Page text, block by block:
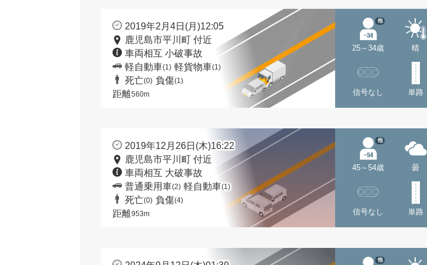
2019年2月4日(月)12:05
鹿児島市平川町 付近
車両相互 小破事故
軽自動車(1) 軽貨物車(1)
死亡(0) 負傷(1)
距離560m
25～34歳
他
晴
信号なし 単路
2019年12月26日(木)16:22
鹿児島市平川町 付近
車両相互 大破事故
普通乗用車(2) 軽自動車(1)
死亡(0) 負傷(4)
距離953m
45～54歳
他
曇
信号なし 単路
他